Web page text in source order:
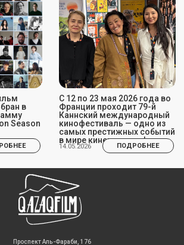
​Проспект Аль-Фараби, 176